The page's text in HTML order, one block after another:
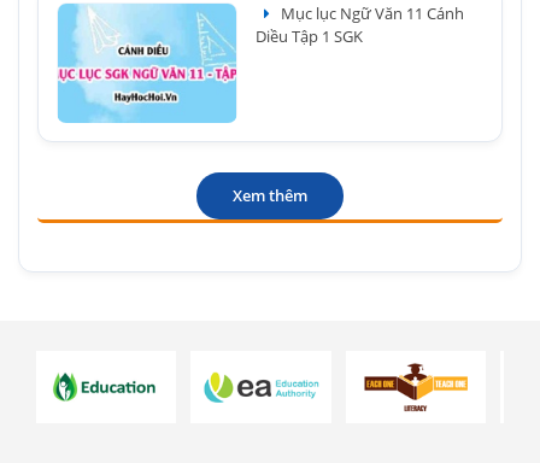
Mục lục Ngữ Văn 11 Cánh
Diều Tập 1 SGK
Xem thêm